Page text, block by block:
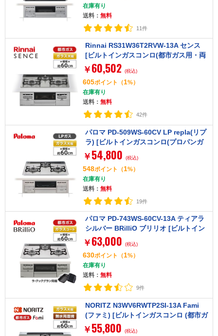
在庫有り
送料： 無料
11件
Rinnai RS31W36T2RVW-13A センス
[ビルトインガスコンロ(都市ガス用・両
側強火タイプ・3口・60cm)]
￥ 60,502 (税込)
605ポイント （1%）
在庫有り
送料： 無料
42件
パロマ PD-509WS-60CV LP repla(リプ
ラ) [ビルトインガスコンロ(プロパンガ
ス用・両側強火力・幅60cm)]
￥ 54,800 (税込)
548ポイント （1%）
在庫有り
送料： 無料
19件
パロマ PD-743WS-60CV-13A ティアラ
シルバー BRilliO ブリリオ [ビルトイン
ガスコンロ (都市ガス・60cm・3口・水
無し両面焼き)]
￥ 63,000 (税込)
630ポイント （1%）
在庫有り
送料： 無料
9件
NORITZ N3WV6RWTP2SI-13A Fami
(ファミ) [ビルトインガスコンロ (都市ガ
ス用・3口・両側強火タイプ・幅60cm)]
￥ 55,800 (税込)